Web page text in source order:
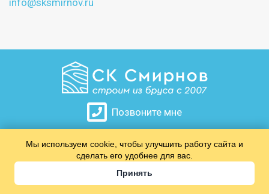
info@sksmirnov.ru
Позвоните мне
​​​​​​​
Мы используем cookie, чтобы улучшить работу сайта и
сделать его удобнее для вас.
Принять